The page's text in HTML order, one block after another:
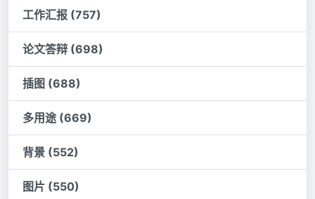
工作汇报 (757)
论文答辩 (698)
插图 (688)
多用途 (669)
背景 (552)
图片 (550)